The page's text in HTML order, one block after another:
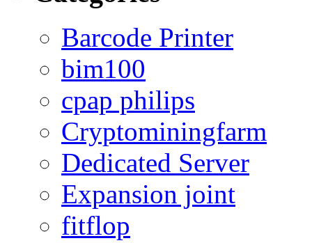
Barcode Printer
bim100
cpap philips
Cryptominingfarm
Dedicated Server
Expansion joint
fitflop